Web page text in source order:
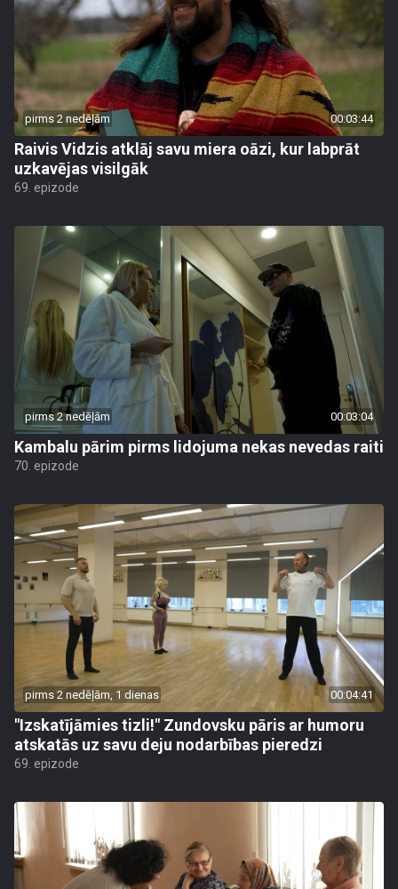
pirms 2 nedēļām 00:03:44
Raivis Vidzis atklāj savu miera oāzi, kur labprāt
uzkavējas visilgāk
69. epizode
pirms 2 nedēļām 00:03:04
Kambalu pārim pirms lidojuma nekas nevedas raiti
70. epizode
pirms 2 nedēļām, 1 dienas 00:04:41
"Izskatījāmies tizli!" Zundovsku pāris ar humoru
atskatās uz savu deju nodarbības pieredzi
69. epizode